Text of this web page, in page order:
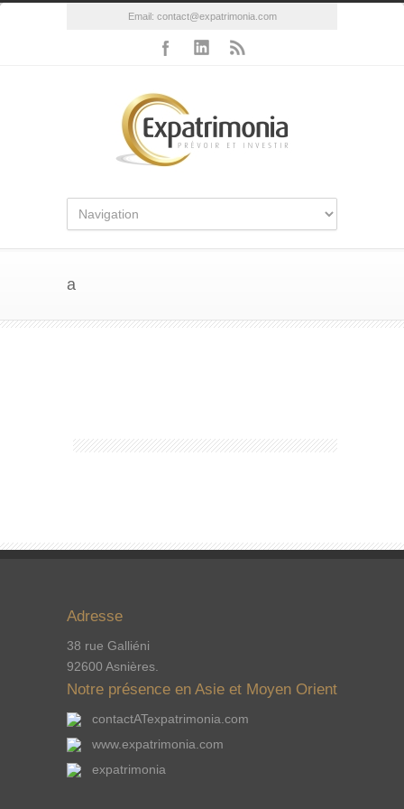
Email: contact@expatrimonia.com
a
Adresse
38 rue Galliéni
92600 Asnières.
Notre présence en Asie et Moyen Orient
contactATexpatrimonia.com
www.expatrimonia.com
expatrimonia